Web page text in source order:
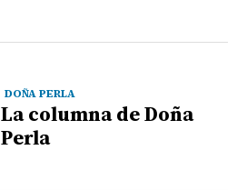
DOÑA PERLA
La columna de Doña
Perla